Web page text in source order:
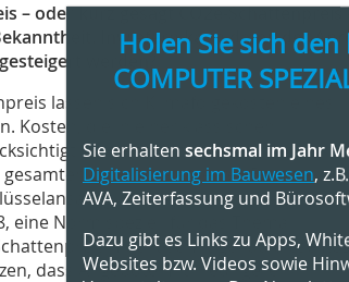
– oder kurz gesagt CO2e-Schattenpreis
Inwiefern kann damit der
werden?
lassen sich Klimafolgekosten eines
die in einer klassischen
werden. Mittels CO2-
Lebenszyklus eines Bauwerks in
gilt die systematische
eine Norm speziell für das Thema
macht somit genau diese
dass Angebote mit niedrigeren
Holen Sie sich
COMPUTER
Sie erhalten sechsmal im Jahr
Digitalisierung im Bauwesen ,
AVA, Zeiterfassung und
Dazu gibt es Links zu Apps,
Websites bzw. Videos sowie